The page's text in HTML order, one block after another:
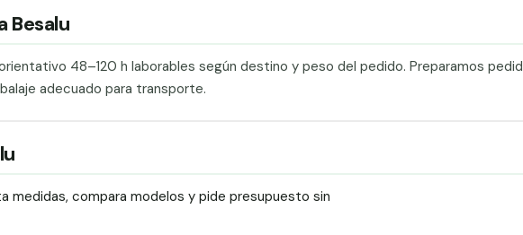
Besalu
48–120 h laborables según destino y peso del pedido. Preparamos
adecuado para transporte.
medidas, compara modelos y pide presupuesto sin